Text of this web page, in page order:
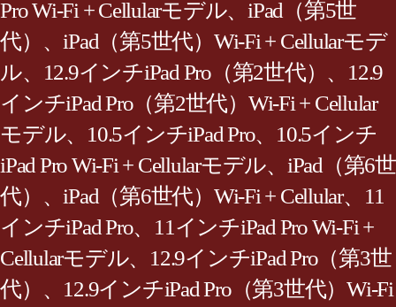
Pro Wi‑Fi + Cellularモデル、iPad（第5世
代）、iPad（第5世代）Wi‑Fi + Cellularモデ
ル、12.9インチiPad Pro（第2世代）、12.9
インチiPad Pro（第2世代）Wi‑Fi + Cellular
モデル、10.5インチiPad Pro、10.5インチ
iPad Pro Wi‑Fi + Cellularモデル、iPad（第6世
代）、iPad（第6世代）Wi‑Fi + Cellular、11
インチiPad Pro、11インチiPad Pro Wi‑Fi +
Cellularモデル、12.9インチiPad Pro（第3世
代）、12.9インチiPad Pro（第3世代）Wi‑Fi